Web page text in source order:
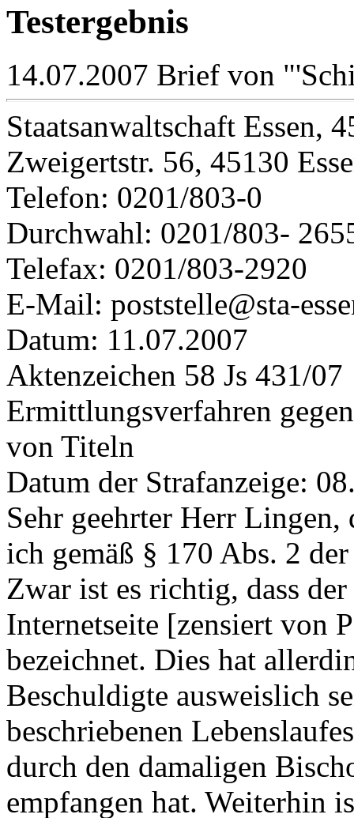
Testergebnis
14.07.2007 Brief von
Staatsanwaltschaft Essen,
Zweigertstr. 56, 45130
Telefon: 0201/803-0
Durchwahl: 0201/803-
Telefax: 0201/803-2920
E-Mail: poststelle@sta-
Datum: 11.07.2007
Aktenzeichen 58 Js 431/07
Ermittlungsverfahren
von Titeln
Datum der Strafanzeige:
Sehr geehrter Herr
ich gemäß § 170 Abs. 2
Zwar ist es richtig, dass
Internetseite [zensiert von
bezeichnet. Dies hat
Beschuldigte ausweislich
beschriebenen
durch den damaligen
empfangen hat. Weiterhin